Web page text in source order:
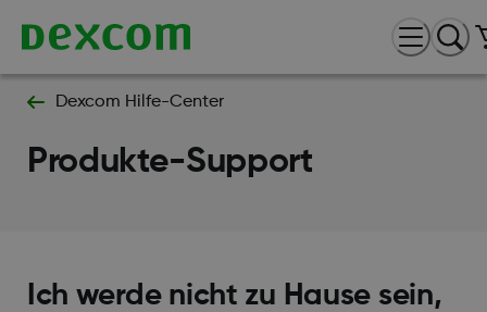
Dexcom Hilfe-Center
Produkte-Support
Ich werde nicht zu Hause sein,